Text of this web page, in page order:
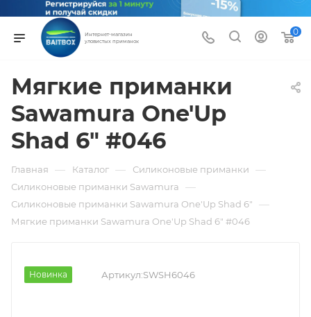
Интернет-магазин
уловистых приманок
0
Мягкие приманки
Sawamura One'Up
Shad 6" #046
Главная — Каталог — Силиконовые приманки —
Силиконовые приманки Sawamura —
Силиконовые приманки Sawamura One'Up Shad 6" —
Мягкие приманки Sawamura One'Up Shad 6" #046
Новинка Артикул:SWSH6046